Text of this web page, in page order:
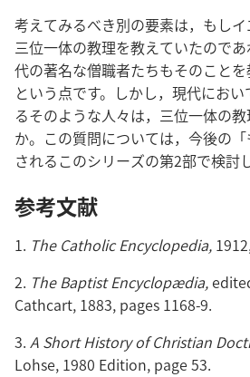
考えてみるべき別の要素は，もし
三位一体の教理を教えていたので
代の著名な僧職者たちもそのこと
という点です。しかし，現代にお
るそのような人々は，三位一体の
か。この質問については，今後の
されるこのシリーズの第2部で検討
参考文献
1. The Catholic Encyclopedia,
2. The Baptist Encyclopædia,
Cathcart, 1883, pages 1168-9.
3. A Short History of Christian
Lohse, 1980 Edition, page 53.